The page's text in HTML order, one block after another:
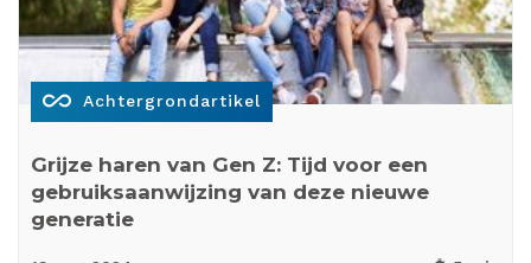
all_inclusive Achtergrondartikel
Grijze haren van Gen Z: Tijd voor een
gebruiksaanwijzing van deze nieuwe
generatie